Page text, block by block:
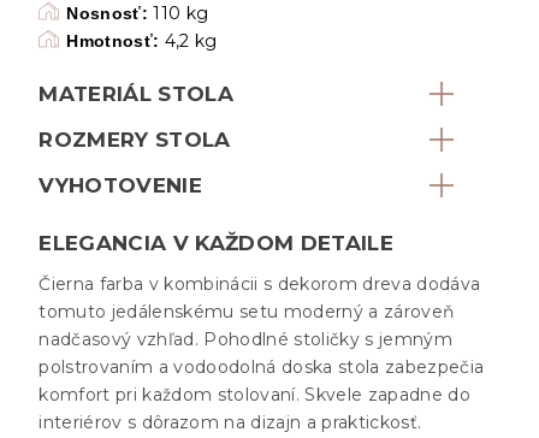
Nosnosť: 110 kg
Hmotnosť: 4,2 kg
MATERIÁL STOLA
ROZMERY STOLA
VYHOTOVENIE
ELEGANCIA V KAŽDOM DETAILE
Čierna farba v kombinácii s dekorom dreva dodáva
tomuto jedálenskému setu moderný a zároveň
nadčasový vzhľad. Pohodlné stoličky s jemným
polstrovaním a vodoodolná doska stola zabezpečia
komfort pri každom stolovaní. Skvele zapadne do
interiérov s dôrazom na dizajn a praktickosť.